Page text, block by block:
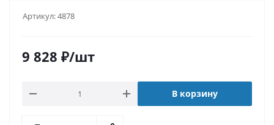
Артикул:4878
9 828 ₽/шт
В корзину